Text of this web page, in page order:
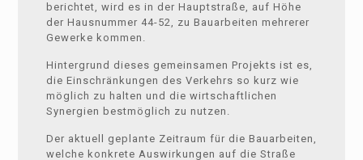
berichtet, wird es in der Hauptstraße, auf Höhe
der Hausnummer 44-52, zu Bauarbeiten mehrerer
Gewerke kommen.
Hintergrund dieses gemeinsamen Projekts ist es,
die Einschränkungen des Verkehrs so kurz wie
möglich zu halten und die wirtschaftlichen
Synergien bestmöglich zu nutzen.
Der aktuell geplante Zeitraum für die Bauarbeiten,
welche konkrete Auswirkungen auf die Straße